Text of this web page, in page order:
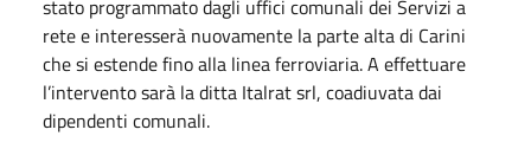
stato programmato dagli uffici comunali dei Servizi a
rete e interesserà nuovamente la parte alta di Carini
che si estende fino alla linea ferroviaria. A effettuare
l’intervento sarà la ditta Italrat srl, coadiuvata dai
dipendenti comunali.